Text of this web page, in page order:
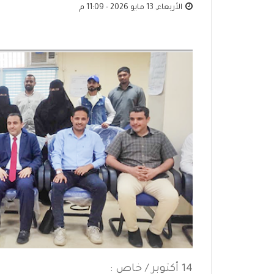
الأربعاء, 13 مايو 2026 - 11:09 م
14 أكتوبر / خاص :